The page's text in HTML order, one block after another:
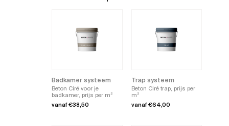
Badkamer systeem
Beton Ciré voor je
badkamer, prijs per m²
vanaf€38,50
Trap systeem
Beton Ciré trap, prijs per
m²
vanaf€64,00